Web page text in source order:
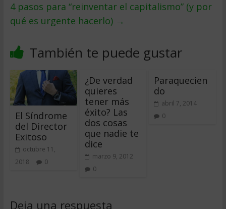
4 pasos para “reinventar el capitalismo” (y por
qué es urgente hacerlo) →
También te puede gustar
El Síndrome
del Director
Exitoso
octubre 11,
2018
0
¿De verdad
quieres
tener más
éxito? Las
dos cosas
que nadie te
dice
marzo 9, 2012
0
Paraquecien
do
abril 7, 2014
0
Deja una respuesta